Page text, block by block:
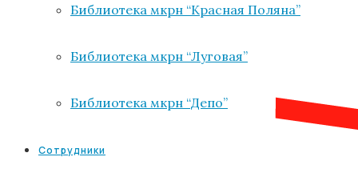
Библиотека мкрн “Красная Поляна”
Библиотека мкрн “Луговая”
Библиотека мкрн “Депо”
Сотрудники